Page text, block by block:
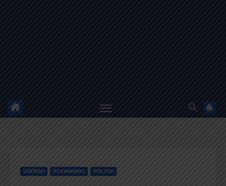
DAERAH PEKANBARU POLITIK